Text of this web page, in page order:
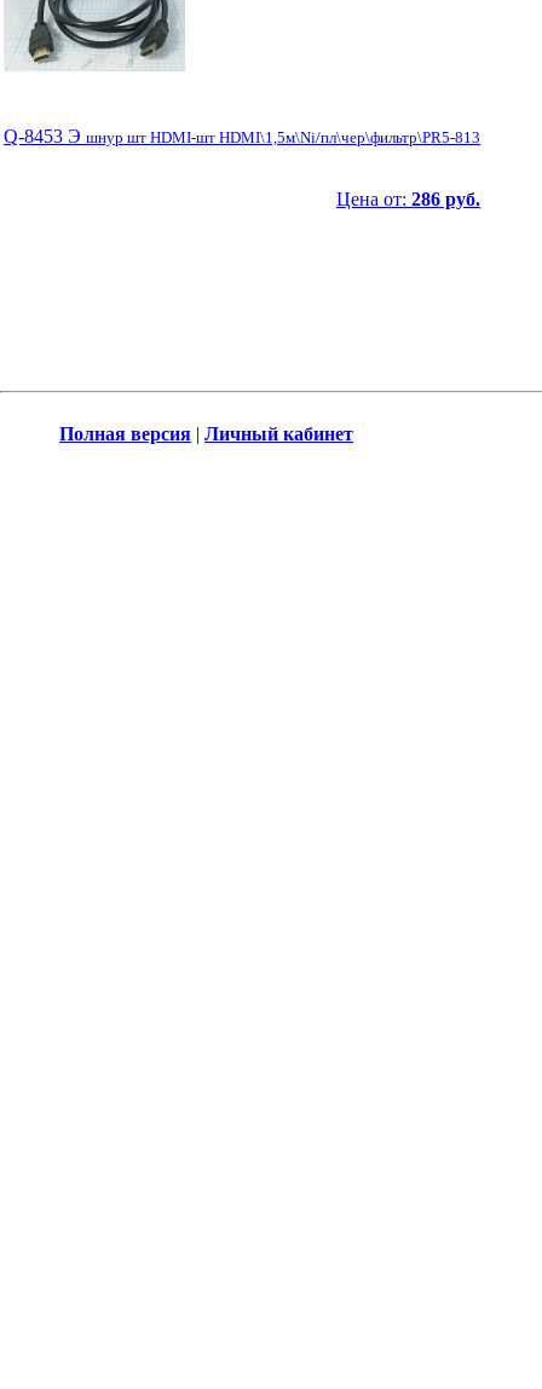
Q-8453 Э шнур шт HDMI-шт HDMI\1,5м\Ni/пл\чер\фильтр\PR5-813
Цена от: 286 руб.
Полная версия | Личный кабинет